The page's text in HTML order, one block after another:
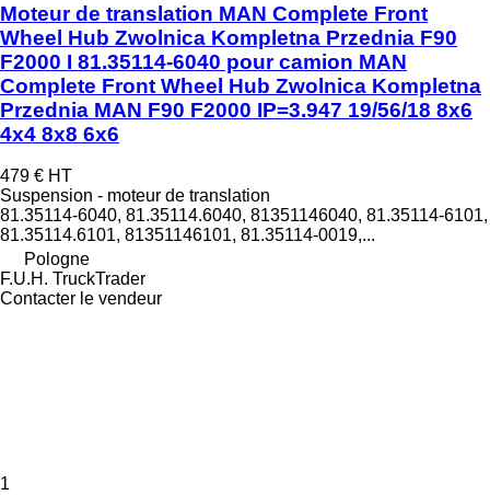
Moteur de translation MAN Complete Front
Wheel Hub Zwolnica Kompletna Przednia F90
F2000 I 81.35114-6040 pour camion MAN
Complete Front Wheel Hub Zwolnica Kompletna
Przednia MAN F90 F2000 IP=3.947 19/56/18 8x6
4x4 8x8 6x6
479 € HT
Suspension - moteur de translation
81.35114-6040, 81.35114.6040, 81351146040, 81.35114-6101,
81.35114.6101, 81351146101, 81.35114-0019,...
Pologne
F.U.H. TruckTrader
Contacter le vendeur
1